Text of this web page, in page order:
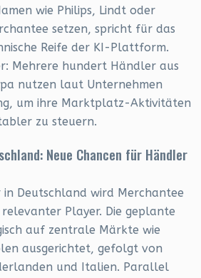
wie Philips, Lindt oder
setzen, spricht für das
Reife der KI-Plattform.
Mehrere hundert Händler aus
nutzen laut Unternehmen
um ihre Marktplatz-Aktivitäten
zu steuern.
Neue Chancen für Händler
Deutschland wird Merchantee
Player. Die geplante
auf zentrale Märkte wie
ausgerichtet, gefolgt von
und Italien. Parallel